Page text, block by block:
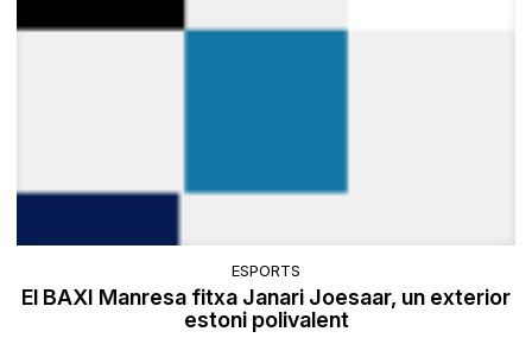
ESPORTS
El BAXI Manresa fitxa Janari Joesaar, un exterior
estoni polivalent